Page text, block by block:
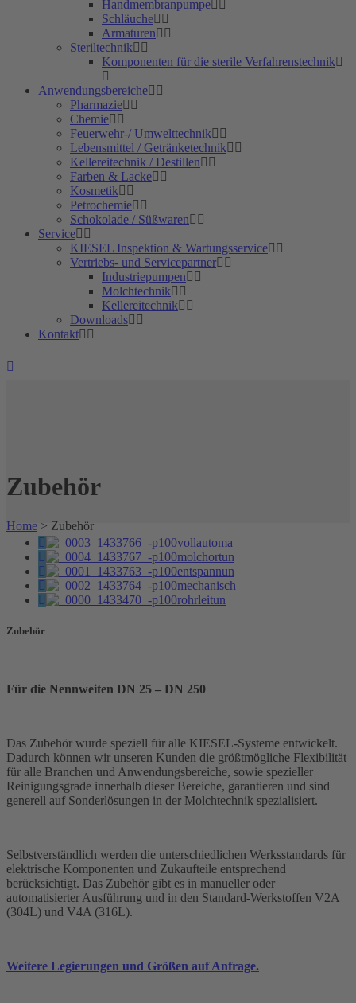
Handmembranpumpe
Schläuche
Armaturen
Steriltechnik
Komponenten für die sterile Verfahrenstechnik
Anwendungsbereiche
Pharmazie
Chemie
Feuerwehr-/ Umwelttechnik
Lebensmittel / Getränketechnik
Kellereitechnik / Destillen
Farben & Lacke
Kosmetik
Petrochemie
Schokolade / Süßwaren
Service
KIESEL Inspektion & Wartungsservice
Vertriebs- und Servicepartner
Industriepumpen
Molchtechnik
Kellereitechnik
Downloads
Kontakt
Zubehör
Home > Zubehör
Zubehör
Für die Nennweiten DN 25 – DN 250
Das Zubehör wurde speziell für alle KIESEL-Systeme entwickelt.
Dadurch können wir unseren Kunden die größtmögliche Flexibilität
für alle Branchen und Anwendungsbereiche, sowie spezieller
Reinigungsgrade innerhalb dieser Bereiche, garantieren und sind
generell auf Sonderlösungen in der Molchtechnik spezialisiert.
Selbstverständlich werden die unterschiedlichen Werksstandards für
elektrische Komponenten und Zukaufteile entsprechend
berücksichtigt. Das Zubehör gibt es in manueller oder
automatisierter Ausführung und in den Standard-Werkstoffen V2A
(304L) und V4A (316L).
Weitere Legierungen und Größen auf Anfrage.